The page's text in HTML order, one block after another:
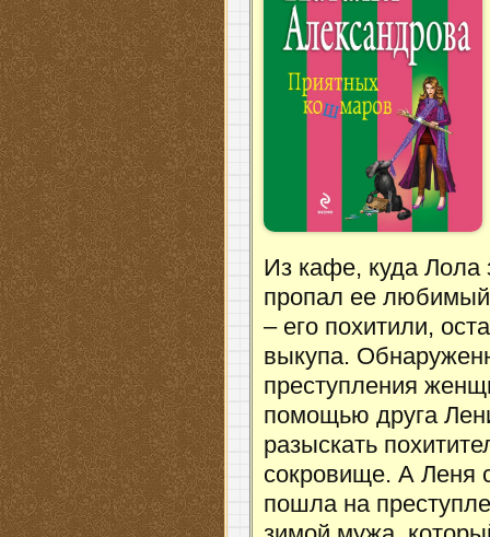
Из кафе, куда
пропал ее любимый
– его похитили,
выкупа.
преступления
помощью друга
разыскать
сокровище. А Леня
пошла на